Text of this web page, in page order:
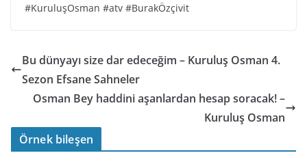
#KuruluşOsman #atv #BurakÖzçivit
Bu dünyayı size dar edeceğim – Kuruluş Osman 4.
Sezon Efsane Sahneler
Osman Bey haddini aşanlardan hesap soracak! –
Kuruluş Osman
Örnek bileşen